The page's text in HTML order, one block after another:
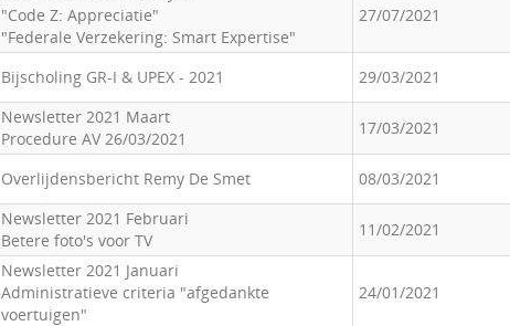
"Code Z: Appreciatie"
"Federale Verzekering: Smart Expertise"
27/07/2021
Bijscholing GR-I & UPEX - 2021 29/03/2021
Newsletter 2021 Maart
Procedure AV 26/03/2021
17/03/2021
Overlijdensbericht Remy De Smet 08/03/2021
Newsletter 2021 Februari
Betere foto's voor TV
11/02/2021
Newsletter 2021 Januari
Administratieve criteria "afgedankte
voertuigen"
24/01/2021